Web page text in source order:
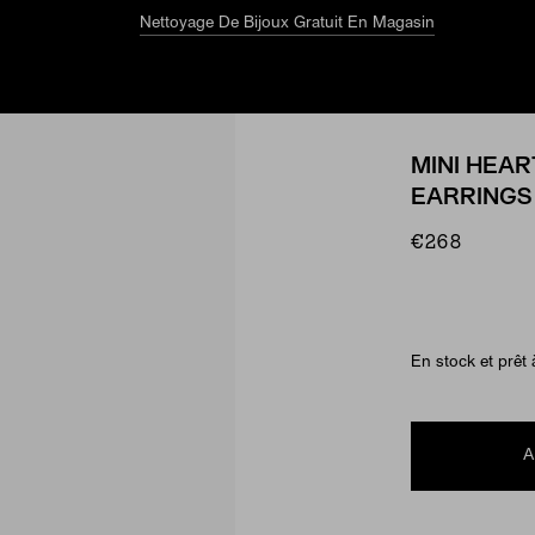
Nettoyage De Bijoux Gratuit En Magasin
MINI
EARRINGS
€268
En stock et prêt